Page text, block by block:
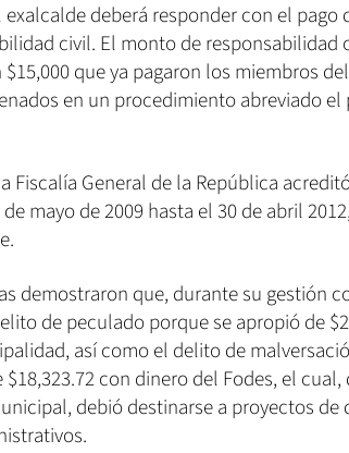
deberá responder con el pago
civil. El monto de responsabilidad
que ya pagaron los miembros
en un procedimiento abreviado el
Fiscalía General de la República
mayo de 2009 hasta el 30 de abril
demostraron que, durante su gestión
de peculado porque se apropió de
así como el delito de
con dinero del Fodes, el
debió destinarse a proyectos